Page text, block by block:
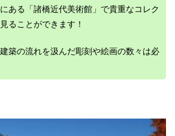
ある「諸橋近代美術館」で貴重なコレク
ることができます！
築の流れを汲んだ彫刻や絵画の数々は必